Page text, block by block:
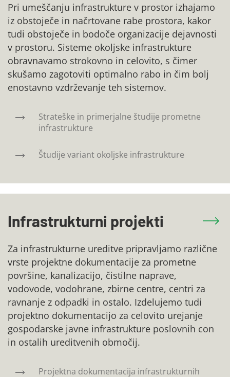
Pri umeščanju infrastrukture v prostor izhajamo
iz obstoječe in načrtovane rabe prostora, kakor
tudi obstoječe in bodoče organizacije dejavnosti
v prostoru. Sisteme okoljske infrastrukture
obravnavamo strokovno in celovito, s čimer
skušamo zagotoviti optimalno rabo in čim bolj
enostavno vzdrževanje teh sistemov.
Strateške in primerjalne študije prometne
infrastrukture
Študije variant okoljske infrastrukture
Infrastrukturni projekti
Za infrastrukturne ureditve pripravljamo različne
vrste projektne dokumentacije za prometne
površine, kanalizacijo, čistilne naprave,
vodovode, vodohrane, zbirne centre, centri za
ravnanje z odpadki in ostalo. Izdelujemo tudi
projektno dokumentacijo za celovito urejanje
gospodarske javne infrastrukture poslovnih con
in ostalih ureditvenih območij.
Projektna dokumentacija infrastrukturnih